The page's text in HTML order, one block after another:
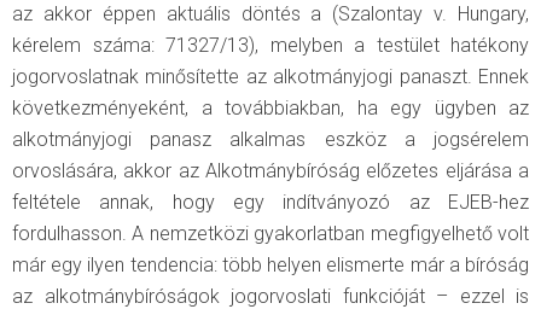
az akkor éppen aktuális döntés a (Szalontay v. Hungary,
kérelem száma: 71327/13), melyben a testület hatékony
jogorvoslatnak minősítette az alkotmányjogi panaszt. Ennek
következményeként, a továbbiakban, ha egy ügyben az
alkotmányjogi panasz alkalmas eszköz a jogsérelem
orvoslására, akkor az Alkotmánybíróság előzetes eljárása a
feltétele annak, hogy egy indítványozó az EJEB-hez
fordulhasson. A nemzetközi gyakorlatban megfigyelhető volt
már egy ilyen tendencia: több helyen elismerte már a bíróság
az alkotmánybíróságok jogorvoslati funkcióját – ezzel is